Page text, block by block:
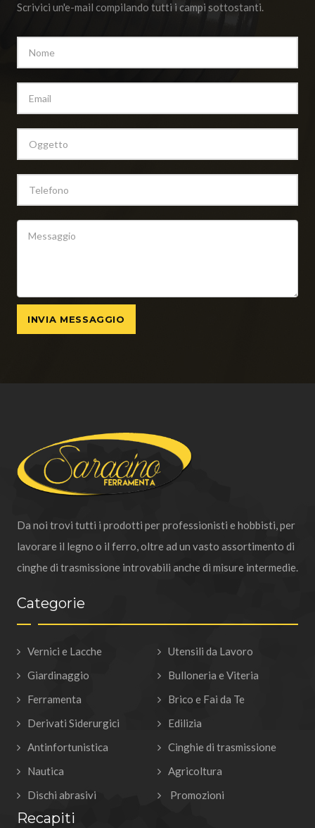
Scrivici un'e-mail compilando tutti i campi sottostanti.
Da noi trovi tutti i prodotti per professionisti e hobbisti, per
lavorare il legno o il ferro, oltre ad un vasto assortimento di
cinghe di trasmissione introvabili anche di misure intermedie.
Categorie
Vernici e Lacche
Utensili da Lavoro
Giardinaggio
Bulloneria e Viteria
Ferramenta
Brico e Fai da Te
Derivati Siderurgici
Edilizia
Antinfortunistica
Cinghie di trasmissione
Nautica
Agricoltura
Dischi abrasivi
Promozioni
Recapiti